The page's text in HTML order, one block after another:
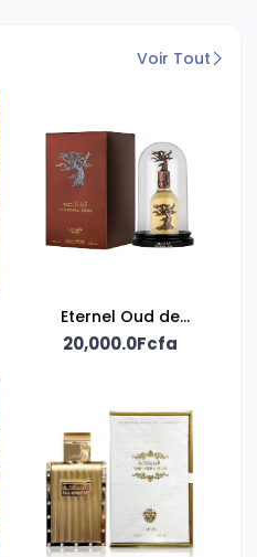
Voir Tout
Eternel Oud de
Lattafa
20,000.0Fcfa